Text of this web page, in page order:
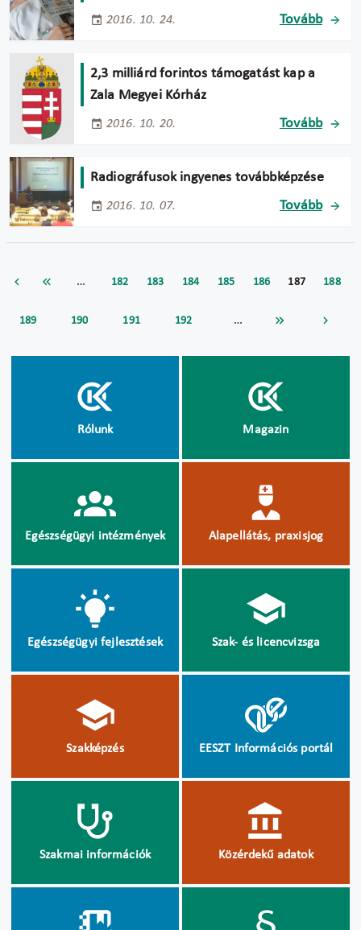
2016. 10. 24. Tovább
2,3 milliárd forintos támogatást kap a
Zala Megyei Kórház
2016. 10. 20. Tovább
Radiográfusok ingyenes továbbképzése
2016. 10. 07. Tovább
… 182 183 184 185 186 187 188
189 190 191 192 …
Rólunk Magazin
Egészségügyi intézmények Alapellátás, praxisjog
Egészségügyi fejlesztések Szak- és licencvizsga
Szakképzés EESZT Információs portál
Szakmai információk Közérdekű adatok